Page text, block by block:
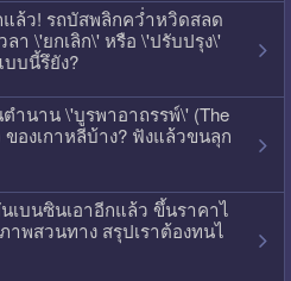
ล้ว! รถบัสพลิกคว่ำหวิดสลด
ลา \'ยกเลิก\' หรือ \'ปรับปรุง\'
บบนี้รึยัง?
ำนาน \'บูรพาอาถรรพ์\' (The
ของเกาหลีบ้าง? ฟังแล้วขนลุก
เบนซินเอาอีกแล้ว ขึ้นราคาไ
พสวนทาง สรุปเราต้องทนไ